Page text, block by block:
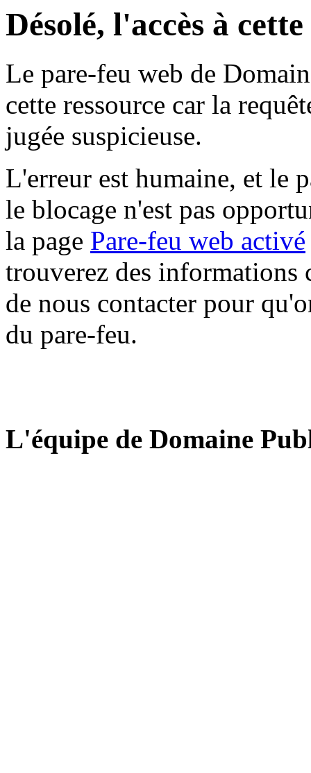
Désolé, l'accès à
Le pare-feu web de
cette ressource car la
jugée suspicieuse.
L'erreur est humaine, et le
le blocage n'est pas
la page Pare-feu web activé
trouverez des informations
de nous contacter pour
du pare-feu.
L'équipe de Domaine